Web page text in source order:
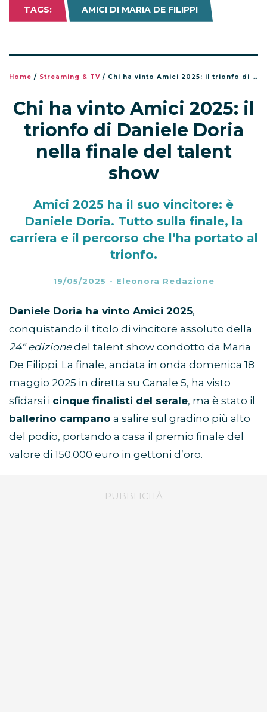
TAGS: AMICI DI MARIA DE FILIPPI
Home / Streaming & TV / Chi ha vinto Amici 2025: il trionfo di Daniele Doria nella finale del talent show
Chi ha vinto Amici 2025: il
trionfo di Daniele Doria
nella finale del talent
show
Amici 2025 ha il suo vincitore: è
Daniele Doria. Tutto sulla finale, la
carriera e il percorso che l’ha portato al
trionfo.
19/05/2025 - Eleonora Redazione
Daniele Doria ha vinto Amici 2025,
conquistando il titolo di vincitore assoluto della
24ª edizionedel talent show condotto da Maria
De Filippi. La finale, andata in onda domenica 18
maggio 2025 in diretta su Canale 5, ha visto
sfidarsi i cinque finalisti del serale, ma è stato il
ballerino campano a salire sul gradino più alto
del podio, portando a casa il premio finale del
valore di 150.000 euro in gettoni d’oro.